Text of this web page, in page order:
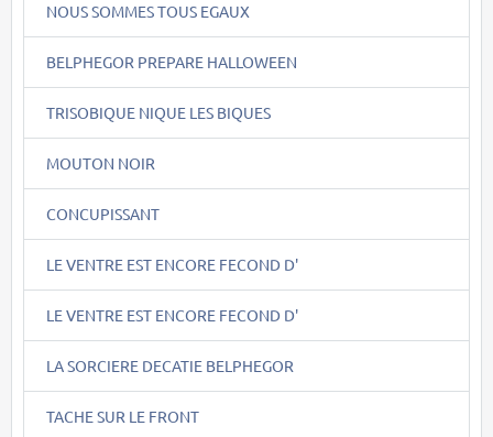
NOUS SOMMES TOUS EGAUX
BELPHEGOR PREPARE HALLOWEEN
TRISOBIQUE NIQUE LES BIQUES
MOUTON NOIR
CONCUPISSANT
LE VENTRE EST ENCORE FECOND D'
LE VENTRE EST ENCORE FECOND D'
LA SORCIERE DECATIE BELPHEGOR
TACHE SUR LE FRONT